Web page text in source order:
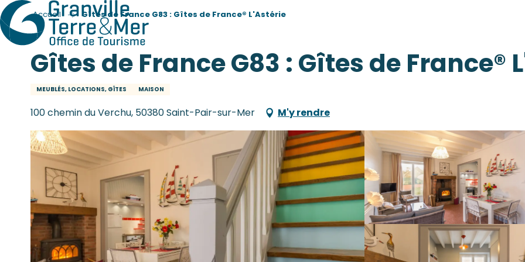
Accueil Gîtes de France G83 : Gîtes de France® L'Astérie
Gîtes de France G83 : Gîtes de France®
MEUBLÉS, LOCATIONS, GÎTES MAISON
100 chemin du Verchu, 50380 Saint-Pair-sur-Mer M'y rendre